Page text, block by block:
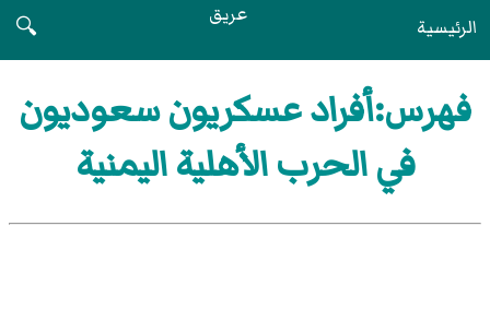
الرئيسية عريق
🔍
فهرس:أفراد عسكريون سعوديون
في الحرب الأهلية اليمنية